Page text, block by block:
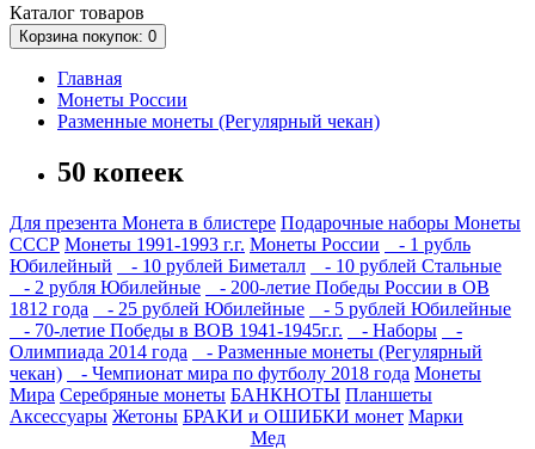
Каталог товаров
Корзинапокупок: 0
Главная
Монеты России
Разменные монеты (Регулярный чекан)
50 копеек
Для презента Монета в блистере Подарочные наборы Монеты
СССР Монеты 1991-1993 г.г. Монеты России
- 1 рубль
Юбилейный
- 10 рублей Биметалл
- 10 рублей Стальные
- 2 рубля Юбилейные
- 200-летие Победы России в ОВ
1812 года
- 25 рублей Юбилейные
- 5 рублей Юбилейные
- 70-летие Победы в ВОВ 1941-1945г.г.
- Наборы
-
Олимпиада 2014 года
- Разменные монеты (Регулярный
чекан)
- Чемпионат мира по футболу 2018 года Монеты
Мира Серебряные монеты БАНКНОТЫ Планшеты
Аксессуары Жетоны БРАКИ и ОШИБКИ монет Марки
Мед